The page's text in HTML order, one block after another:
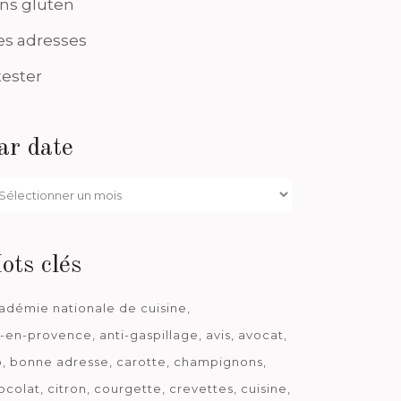
gluten
adresses
date
clés
nationale de cuisine
en-provence
anti-gaspillage avis
avocat
bonne adresse carotte
champignons
citron courgette crevettes cuisine